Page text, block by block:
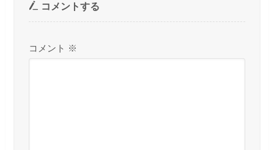
コメントする
コメント ※